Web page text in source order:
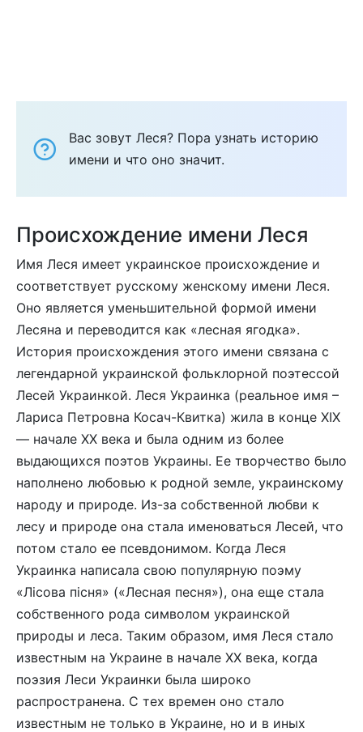
Вас зовут Леся? Пора узнать историю
имени и что оно значит.
Происхождение имени Леся
Имя Леся имеет украинское происхождение и
соответствует русскому женскому имени Леся.
Оно является уменьшительной формой имени
Лесяна и переводится как «лесная ягодка».
История происхождения этого имени связана с
легендарной украинской фольклорной поэтессой
Лесей Украинкой. Леся Украинка (реальное имя –
Лариса Петровна Косач-Квитка) жила в конце XIX
— начале XX века и была одним из более
выдающихся поэтов Украины. Ее творчество было
наполнено любовью к родной земле, украинскому
народу и природе. Из-за собственной любви к
лесу и природе она стала именоваться Лесей, что
потом стало ее псевдонимом. Когда Леся
Украинка написала свою популярную поэму
«Лісова пісня» («Лесная песня»), она еще стала
собственного рода символом украинской
природы и леса. Таким образом, имя Леся стало
известным на Украине в начале XX века, когда
поэзия Леси Украинки была широко
распространена. С тех времен оно стало
известным не только в Украине, но и в иных